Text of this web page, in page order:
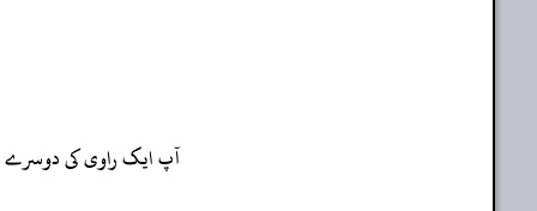
آپ ایک راوی کی دوسرے